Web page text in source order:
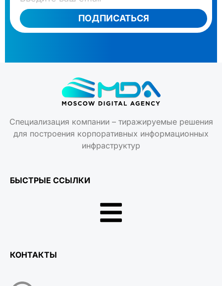
ПОДПИСАТЬСЯ
Специализация компании – тиражируемые решения
для построения корпоративных информационных
инфраструктур
БЫСТРЫЕ ССЫЛКИ
КОНТАКТЫ